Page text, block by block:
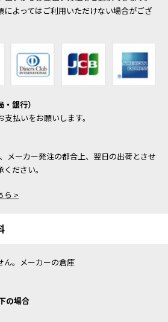
よってはご利用いただけない場合がござ
銀行）
払いをお願いします。
メーカー発注の都合上、翌日の出荷とさせ
ださい。
ら >
ん。メーカーの倉庫
の場合